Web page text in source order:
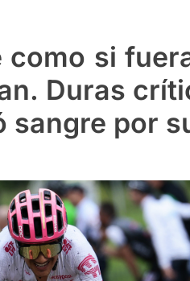
como si
Duras
sangre por